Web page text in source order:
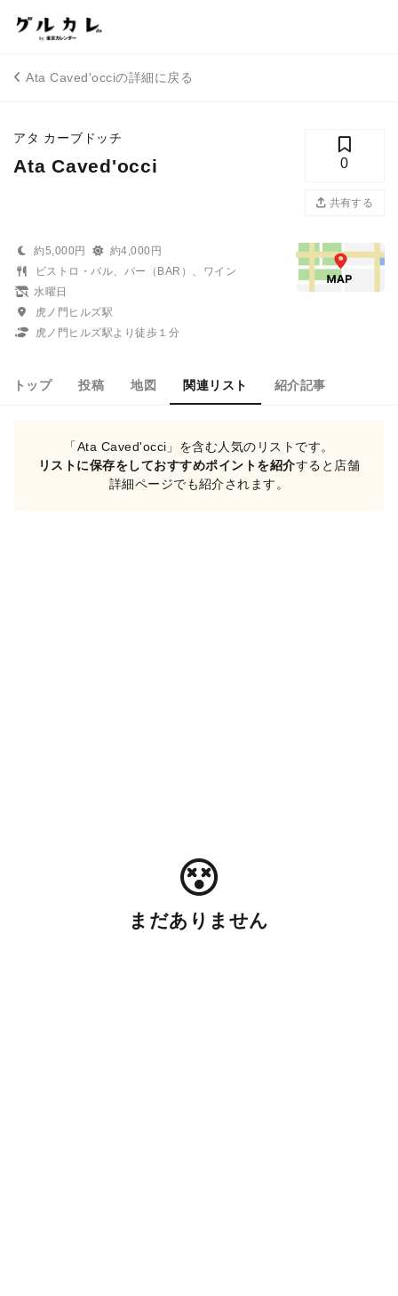
Ata Caved'occiの詳細に戻る
アタ カーブドッチ
Ata Caved'occi 0
共有する
約5,000円
約4,000円
ビストロ・バル、バー（BAR）、ワイン
水曜日
虎ノ門ヒルズ駅
虎ノ門ヒルズ駅より徒歩１分
トップ 投稿 地図 関連リスト 紹介記事
「Ata Caved'occi」を含む人気のリストです。
リストに保存をしておすすめポイントを紹介すると店舗
詳細ページでも紹介されます。
まだありません